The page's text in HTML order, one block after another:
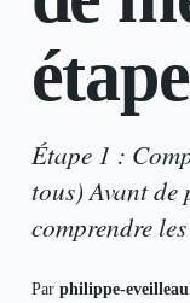
Étape 1 :
tous) Avant de
comprendre
Par philippe-eveilleau